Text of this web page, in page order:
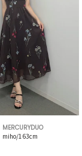
MERCURYDUO
miho/163cm